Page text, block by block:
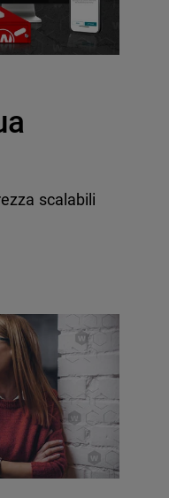
scalabili